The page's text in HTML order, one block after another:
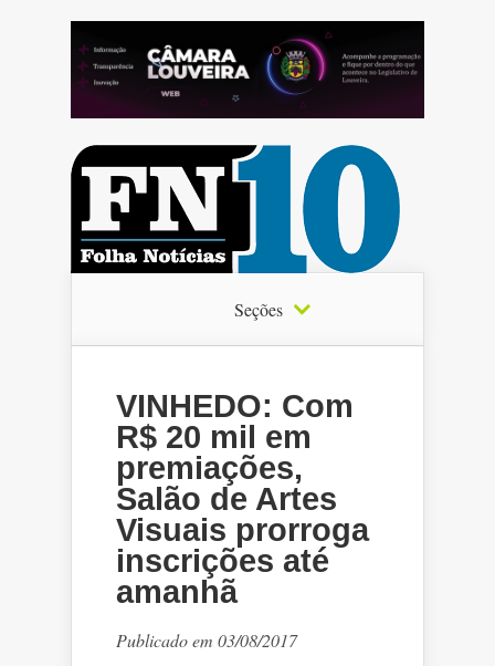
Seções
VINHEDO: Com
R$ 20 mil em
premiações,
Salão de Artes
Visuais prorroga
inscrições até
amanhã
Publicado em 03/08/2017